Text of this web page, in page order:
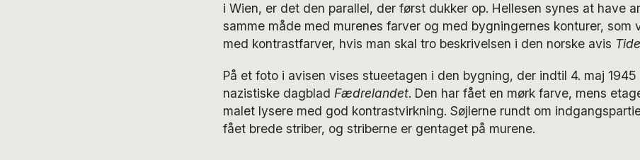
i Wien, er det den parallel, der først dukker op. Hellesen synes at have
samme måde med murenes farver og med bygningernes konturer, som
med kontrastfarver, hvis man skal tro beskrivelsen i den norske avis
På et foto i avisen vises stueetagen i den bygning, der indtil 4. maj
nazistiske dagblad Fædrelandet. Den har fået en mørk farve, mens
malet lysere med god kontrastvirkning. Søjlerne rundt om
fået brede striber, og striberne er gentaget på murene.